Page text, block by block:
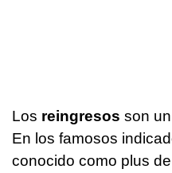
Los reingresos son
En los famosos
conocido como plus